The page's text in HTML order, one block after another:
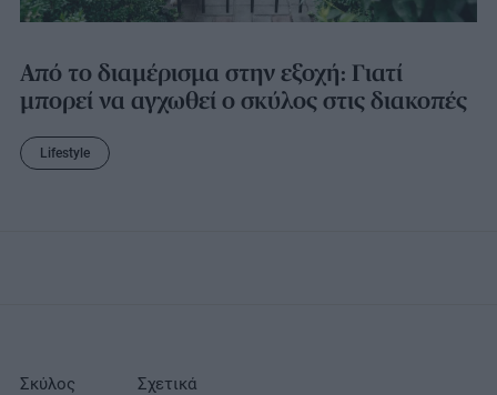
Από το διαμέρισμα στην εξοχή: Γιατί
μπορεί να αγχωθεί ο σκύλος στις διακοπές
Lifestyle
Σκύλος
Σχετικά